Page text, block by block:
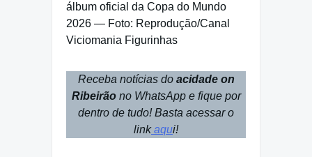
álbum oficial da Copa do Mundo
2026 — Foto: Reprodução/Canal
Viciomania Figurinhas
Receba notícias do acidade on
Ribeirão no WhatsApp e fique por
dentro de tudo! Basta acessar o
linkaqui!